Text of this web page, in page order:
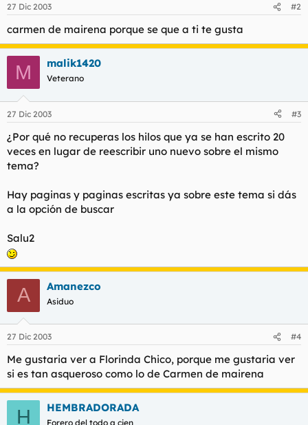
a
27 Dic 2003 #2
carmen de mairena porque se que a ti te gusta
M malik1420
Veterano
27 Dic 2003 #3
¿Por qué no recuperas los hilos que ya se han escrito 20
veces en lugar de reescribir uno nuevo sobre el mismo
tema?
Hay paginas y paginas escritas ya sobre este tema si dás
a la opción de buscar
Salu2
A Amanezco
Asiduo
27 Dic 2003 #4
Me gustaria ver a Florinda Chico, porque me gustaria ver
si es tan asqueroso como lo de Carmen de mairena
H HEMBRADORADA
Forero del todo a cien